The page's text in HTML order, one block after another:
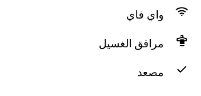
واي فاي
مرافق الغسيل
مصعد